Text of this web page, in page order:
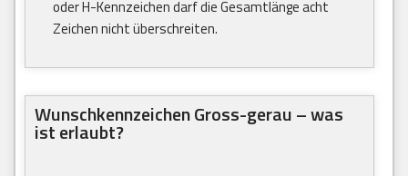
oder H-Kennzeichen darf die Gesamtlänge acht
Zeichen nicht überschreiten.
Wunschkennzeichen Gross-gerau – was
ist erlaubt?